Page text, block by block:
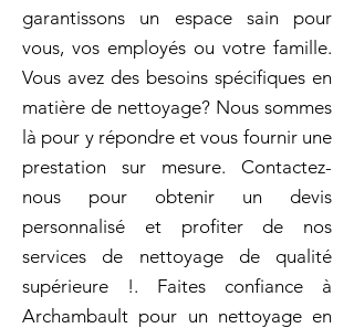
garantissons un espace sain pour
vous, vos employés ou votre famille.
Vous avez des besoins spécifiques en
matière de nettoyage? Nous sommes
là pour y répondre et vous fournir une
prestation sur mesure. Contactez-
nous pour obtenir un devis
personnalisé et profiter de nos
services de nettoyage de qualité
supérieure !. Faites confiance à
Archambault pour un nettoyage en